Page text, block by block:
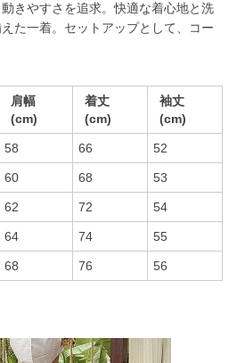
きやすさを追求。快適な着心地と洗
た一着。セットアップとして、コー
肩幅
(cm)
着丈
(cm)
袖丈
(cm)
58 66 52
60 68 53
62 72 54
64 74 55
68 76 56